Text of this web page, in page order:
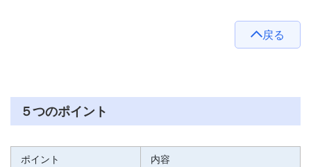
戻る
５つのポイント
ポイント 内容